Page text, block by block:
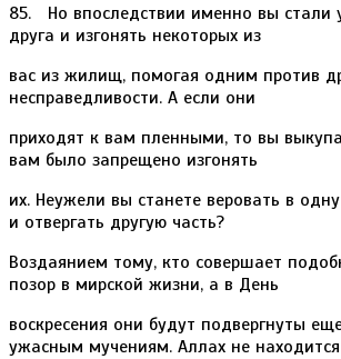
85. Но впоследствии именно вы стали
друга и изгонять некоторых из
вас из жилищ, помогая одним против
несправедливости. А если они
приходят к вам пленными, то вы
вам было запрещено изгонять
их. Неужели вы станете веровать в
и отвергать другую часть?
Воздаянием тому, кто совершает
позор в мирской жизни, а в День
воскресения они будут подвергнуты
ужасным мучениям. Аллах не находится